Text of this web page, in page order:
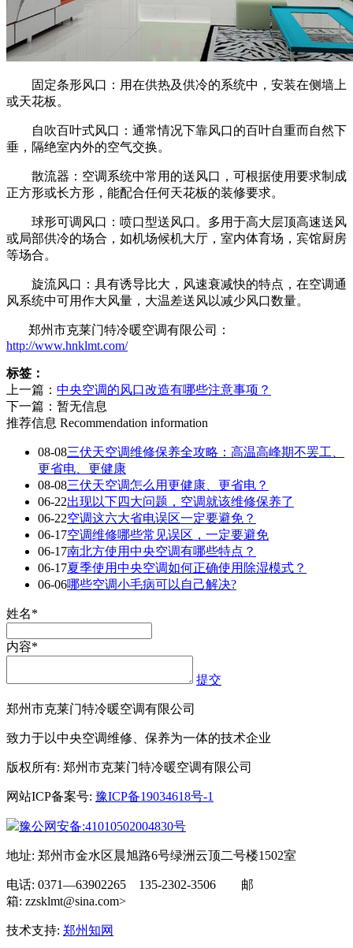
固定条形风口：用在供热及供冷的系统中，安装在侧墙上
或天花板。
自吹百叶式风口：通常情况下靠风口的百叶自重而自然下
垂，隔绝室内外的空气交换。
散流器：空调系统中常用的送风口，可根据使用要求制成
正方形或长方形，能配合任何天花板的装修要求。
球形可调风口：喷口型送风口。多用于高大层顶高速送风
或局部供冷的场合，如机场候机大厅，室内体育场，宾馆厨房
等场合。
旋流风口：具有诱导比大，风速衰减快的特点，在空调通
风系统中可用作大风量，大温差送风以减少风口数量。
郑州市克莱门特冷暖空调有限公司：
http://www.hnklmt.com/
标签：
上一篇： 中央空调的风口改造有哪些注意事项？
下一篇：暂无信息
推荐信息 Recommendation information
08-08三伏天空调维修保养全攻略：高温高峰期不罢工、
更省电、更健康
08-08三伏天空调怎么用更健康、更省电？
06-22出现以下四大问题，空调就该维修保养了
06-22空调这六大省电误区一定要避免？
06-17空调维修哪些常见误区，一定要避免
06-17南北方使用中央空调有哪些特点？
06-17夏季使用中央空调如何正确使用除湿模式？
06-06哪些空调小毛病可以自己解决?
姓名*
内容*
提交
郑州市克莱门特冷暖空调有限公司
致力于以中央空调维修、保养为一体的技术企业
版权所有: 郑州市克莱门特冷暖空调有限公司
网站ICP备案号: 豫ICP备19034618号-1
豫公网安备:41010502004830号
地址: 郑州市金水区晨旭路6号绿洲云顶二号楼1502室
电话: 0371—63902265 135-2302-3506 邮
箱: zzsklmt@sina.com>
技术支持: 郑州知网